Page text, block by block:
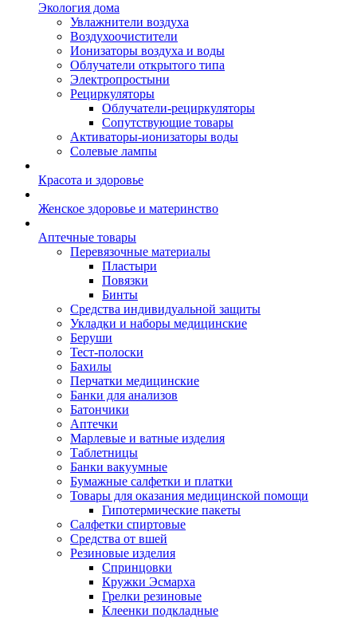
Экология дома
Увлажнители воздуха
Воздухоочистители
Ионизаторы воздуха и воды
Облучатели открытого типа
Электропростыни
Рециркуляторы
Облучатели-рециркуляторы
Сопутствующие товары
Активаторы-ионизаторы воды
Солевые лампы
Красота и здоровье
Женское здоровье и материнство
Аптечные товары
Перевязочные материалы
Пластыри
Повязки
Бинты
Средства индивидуальной защиты
Укладки и наборы медицинские
Беруши
Тест-полоски
Бахилы
Перчатки медицинские
Банки для анализов
Батончики
Аптечки
Марлевые и ватные изделия
Таблетницы
Банки вакуумные
Бумажные салфетки и платки
Товары для оказания медицинской помощи
Гипотермические пакеты
Салфетки спиртовые
Средства от вшей
Резиновые изделия
Спринцовки
Кружки Эсмарха
Грелки резиновые
Клеенки подкладные